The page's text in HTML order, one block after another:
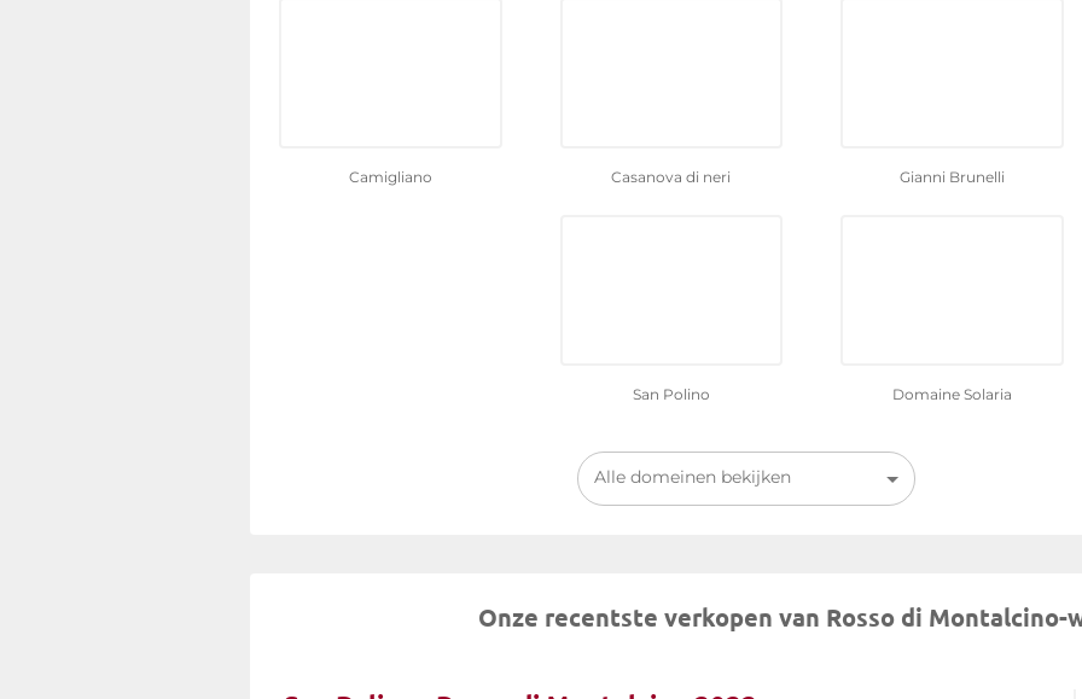
Camigliano Casanova di neri Gianni Brunelli
San Polino Domaine Solaria
Alle domeinen bekijken
Onze recentste verkopen van Rosso di Montalcino-